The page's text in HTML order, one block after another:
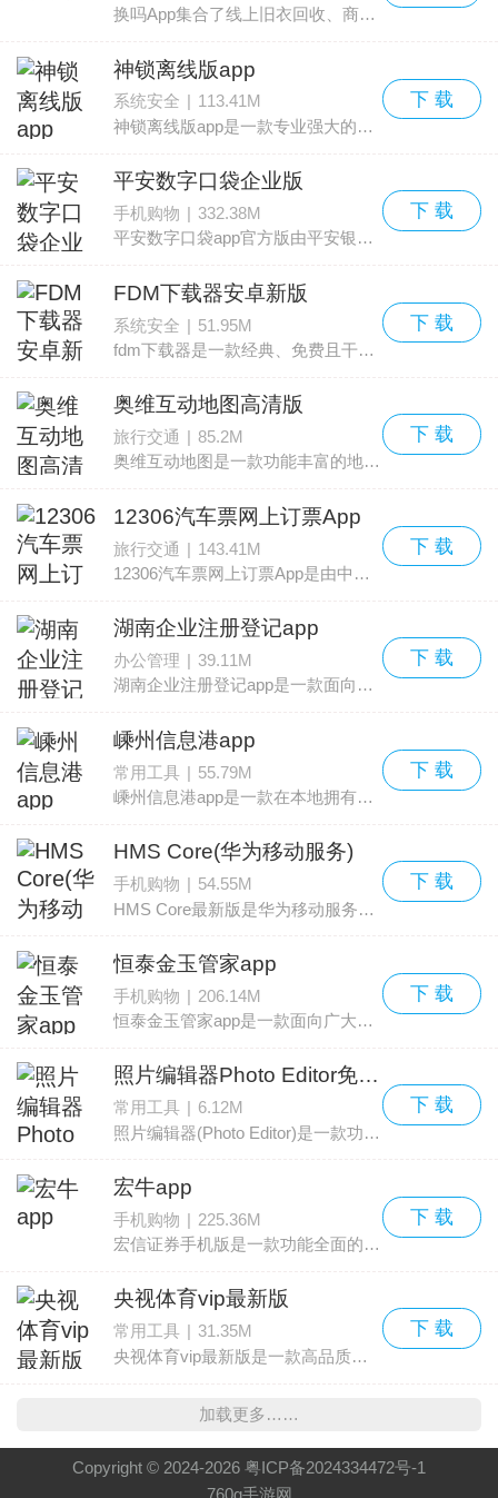
换吗App集合了线上旧衣回收、商城换购与慈善关爱三大功能，为用户提供无需现金即可置换旧衣的方式。通过平台，用户能高效处理家中闲置衣物，减少浪费并获得回收积分。换吗携手多
神锁离线版app
系统安全 | 113.41M
神锁离线版app是一款专业强大的手机密码管理软件，由蓝色空间信息科技有限公司倾力打造。随着互联网技术高速发展，大家使用的账号密码越来越多，忘记密码的情况也变得常见。神锁
下 载
平安数字口袋企业版
手机购物 | 332.38M
平安数字口袋app官方版由平安银行股份有限公司推出，面向各类中小企业提供专业的金融服务。该软件已完成界面与功能的升级，并更名为平安数字口袋，名称更新但服务品质依旧稳定可
下 载
FDM下载器安卓新版
系统安全 | 51.95M
fdm下载器是一款经典、免费且干净的下载工具，开源且无广告，界面清爽没有多余功能。该软件支持 HTTP/HTTPS/FTP 和 BT 协议，并具备断点续传功能，因而深受用户欢迎。支持 Windows
下 载
奥维互动地图高清版
旅行交通 | 85.2M
奥维互动地图是一款功能丰富的地图导航应用。软件具备先进的地理信息展示技术，并整合了Google地图与卫星影像、Bing卫星图、百度地图、搜狗地图等多源地图资源。用户可将这些
下 载
12306汽车票网上订票App
旅行交通 | 143.41M
12306汽车票网上订票App是由中国铁路推出的官方汽车票售票平台。用户可在APP内完成汽车票的查询与购买。输入出发地、目的地并选择出发时间后，可以查看对应的班车车次与余票
下 载
湖南企业注册登记app
办公管理 | 39.11M
湖南企业注册登记app是一款面向企业的电子登记应用，可在线申请各类业务，集成多项便捷功能，支持变更登记、备案登记、注销登记、股权出资登记等服务，企业无需前往窗口排队，能节约
下 载
嵊州信息港app
常用工具 | 55.79M
嵊州信息港app是一款在本地拥有广泛影响力的便民生活服务应用，集合生活服务与同城社交功能，为用户提供同城互助、二手闲置、自拍、运动户外、结婚、找对象、亲子、宠物、找工
下 载
HMS Core(华为移动服务)
手机购物 | 54.55M
HMS Core最新版是华为移动服务的一款官方应用，界面直观，功能覆盖面广，提供消息推送、华为帐号快捷登录、应用内支付、定位、地图、游戏、机器学习等能力，帮助开发者的应用在华为
下 载
恒泰金玉管家app
手机购物 | 206.14M
恒泰金玉管家app是一款面向广大证券投资者的多功能交易客户端，这款软件提供证券行情、现货交易、融资融券、账户管理、多银行接入、场外基金交易与证券资讯服务等多项功能，具
下 载
照片编辑器Photo Editor免费版
常用工具 | 6.12M
照片编辑器(Photo Editor)是一款功能全面的手机端图片处理工具，能满足日常与进阶的修图需求。本应用集合了多种专业级修图功能和丰富滤镜，操作设计为上手快、运行流畅。用户可
下 载
宏牛app
手机购物 | 225.36M
宏信证券手机版是一款功能全面的金融服务应用，为投资者提供便捷的股票交易与信息获取平台。宏牛app集成自选股查询、实时行情、安全委托交易等多项功能，用户可利用强大的搜索
下 载
央视体育vip最新版
常用工具 | 31.35M
央视体育vip最新版是一款高品质的体育类手机应用。在这里，用户可以观看央视CCTV5体育频道播出的所有直播节目，并能第一时间获取各类体育资讯。对篮球、足球、网球爱好者而言，这
下 载
加载更多……
Copyright © 2024-2026 粤ICP备2024334472号-1
760g手游网